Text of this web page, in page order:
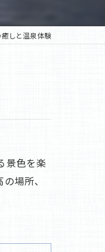
しと温泉体験
景色を楽
場所、